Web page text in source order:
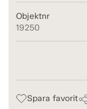
Objektnr
19250
Spara favorit